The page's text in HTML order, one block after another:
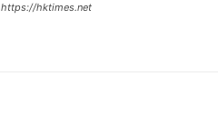
https://hktimes.net